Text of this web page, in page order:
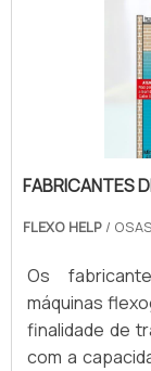
FABRICANTES
FLEXO HELP /
Os
máquinas
finalidade de
com a